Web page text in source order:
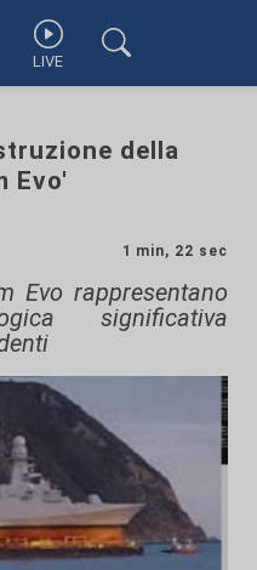
LIVE
della
Evo'
1 min, 22 sec
Evo rappresentano
significativa